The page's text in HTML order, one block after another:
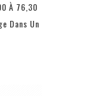
À 76,30
Dans Un